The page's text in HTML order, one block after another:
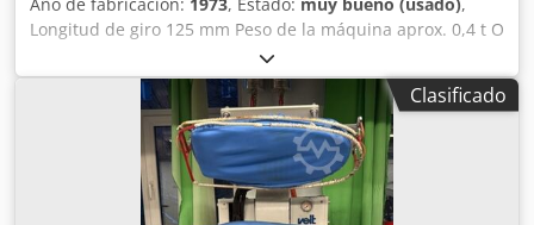
Longitud de giro 125 mm Peso de la máquina aprox. 0,4 t O
F E R T A Podemos ofrecerle, sin compromiso y salvo error
y venta intermedia, el siguiente artículo disponible en
stock: W E I L E R Torno de precisión para mecánicos Tipo
MDU Año de fabricación 1973 #13010 _____ Altura de
puntos 125 mm Ø máx. de giro sobre el carro 140 mm Ø
máx. de volteo sobre bancada 260 mm Distancia entre
puntos 500 mm Agujero del husillo 28 mm Serie 1 – Rango
Clasificado